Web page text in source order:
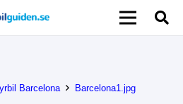
Barcelona Barcelona1.jpg